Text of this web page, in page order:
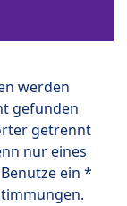
werden
gefunden
getrennt
nur eines
ein *